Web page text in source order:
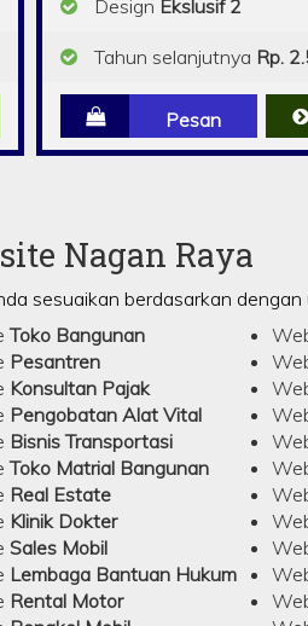
Design Ekslusif 2
Tahun selanjutnya Rp.
Pesan
Nagan Raya
sesuaikan berdasarkan
Toko Bangunan
Pesantren
Konsultan Pajak
Pengobatan Alat Vital
Bisnis Transportasi
Toko Matrial Bangunan
Real Estate
Klinik Dokter
Sales Mobil
Lembaga Bantuan Hukum
Rental Motor